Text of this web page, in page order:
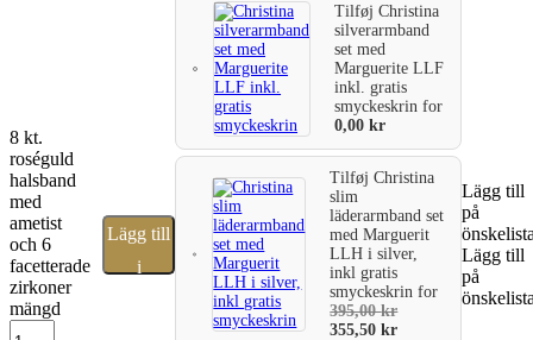
8 kt.
roséguld
halsband
med
ametist
och 6
facetterade
zirkoner
mängd
Lägg till
i
TilføjChristina
silverarmband
set med
Marguerite LLF
inkl. gratis
smyckeskrinfor
0,00kr
TilføjChristina
slim
läderarmband set
med Marguerit
LLH i silver,
inkl gratis
smyckeskrinfor
395,00kr
355,50kr
Lägg till
på
Lägg till
på